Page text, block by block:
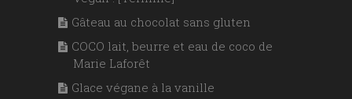
Gâteau au chocolat sans gluten
COCO lait, beurre et eau de coco de
Marie Laforêt
Glace végane à la vanille